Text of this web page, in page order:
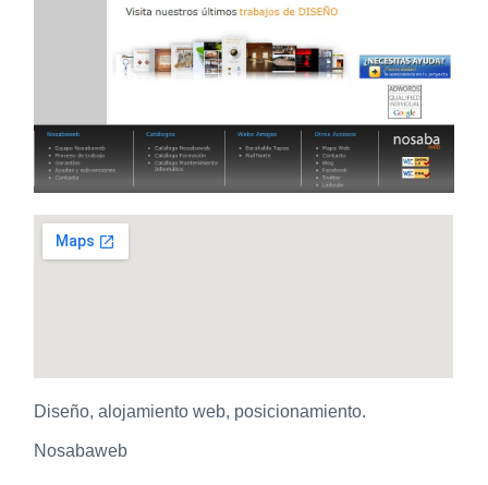
Diseño, alojamiento web, posicionamiento.
Nosabaweb